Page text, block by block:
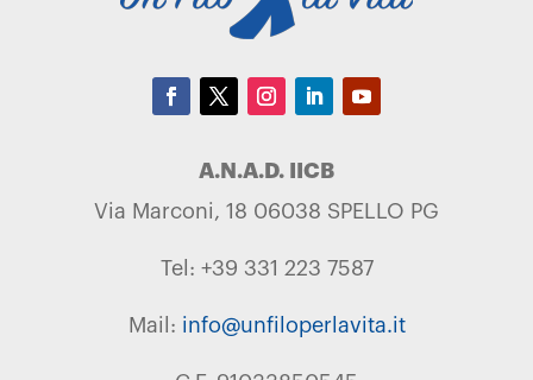
A.N.A.D. IICB
Via Marconi, 18 06038 SPELLO PG
Tel: +39 331 223 7587
Mail: info@unfiloperlavita.it